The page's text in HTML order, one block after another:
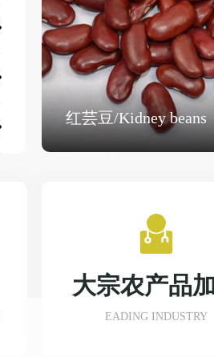
红芸豆/Kidney beans
大宗农产品
EADING INDUSTRY